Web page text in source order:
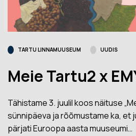
TARTU LINNAMUUSEUM UUDIS
Meie Tartu2 x
Tähistame 3. juulil koos näituse
sünnipäeva ja rõõmustame ka, et
pärjati Euroopa aasta muuseumi…